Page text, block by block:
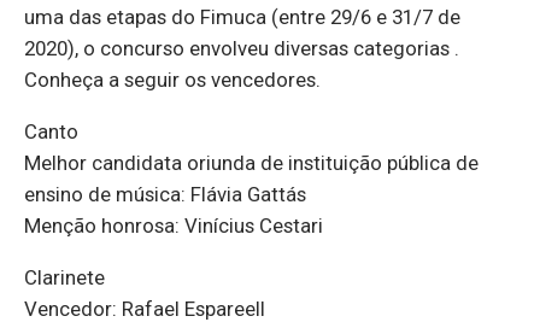
uma das etapas do Fimuca (entre 29/6 e 31/7 de
2020), o concurso envolveu diversas categorias .
Conheça a seguir os vencedores.
Canto
Melhor candidata oriunda de instituição pública de
ensino de música: Flávia Gattás
Menção honrosa: Vinícius Cestari
Clarinete
Vencedor: Rafael Espareell